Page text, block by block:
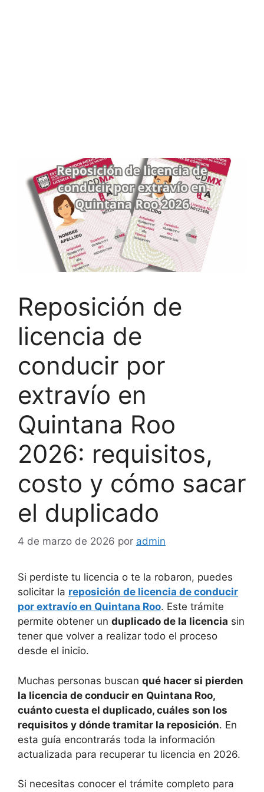
Reposición de
licencia de
conducir por
extravío en
Quintana Roo
2026: requisitos,
costo y cómo sacar
el duplicado
4 de marzo de 2026 por admin
Si perdiste tu licencia o te la robaron, puedes
solicitar la reposición de licencia de conducir
por extravío en Quintana Roo. Este trámite
permite obtener un duplicado de la licencia sin
tener que volver a realizar todo el proceso
desde el inicio.
Muchas personas buscan qué hacer si pierden
la licencia de conducir en Quintana Roo,
cuánto cuesta el duplicado, cuáles son los
requisitos y dónde tramitar la reposición. En
esta guía encontrarás toda la información
actualizada para recuperar tu licencia en 2026.
Si necesitas conocer el trámite completo para